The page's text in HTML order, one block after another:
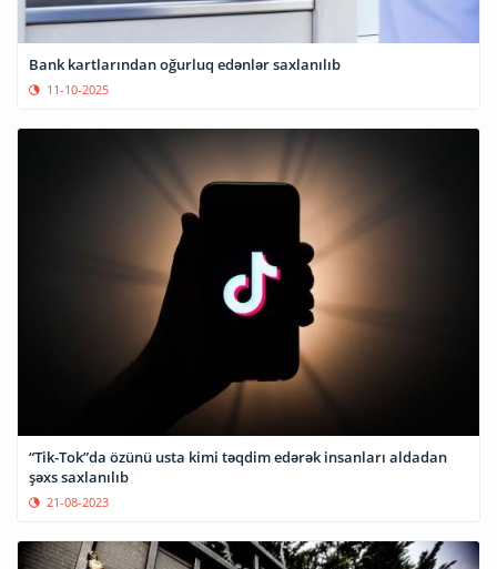
Bank kartlarından oğurluq edənlər saxlanılıb
11-10-2025
“Tik-Tok”da özünü usta kimi təqdim edərək insanları aldadan
şəxs saxlanılıb
21-08-2023